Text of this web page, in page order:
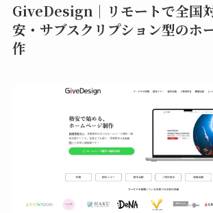
GiveDesign｜リモートで全国
安・サブスクリプション型のホ
作